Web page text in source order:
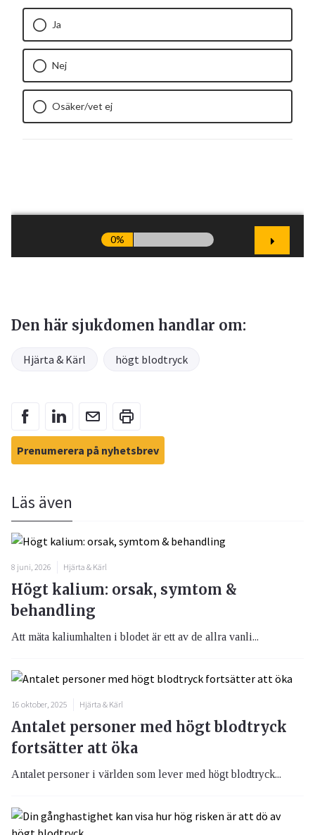
Den här sjukdomen handlar om:
Hjärta & Kärl högt blodtryck
Prenumerera på nyhetsbrev
Läs även
8 juni, 2026 Hjärta & Kärl
Högt kalium: orsak, symtom &
behandling
Att mäta kaliumhalten i blodet är ett av de allra vanli...
16 oktober, 2025 Hjärta & Kärl
Antalet personer med högt blodtryck
fortsätter att öka
Antalet personer i världen som lever med högt blodtryck...